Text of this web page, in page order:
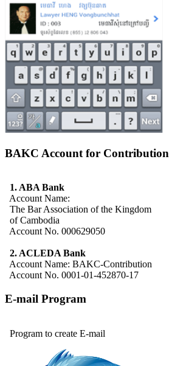
BAKC Account for Contribution
1. ABA Bank
Account Name:
The Bar Association of the Kingdom
of Cambodia
Account No. 000629050
2. ACLEDA Bank
Account Name: BAKC-Contribution
Account No. 0001-01-452870-17
E-mail Program
Program to create E-mail